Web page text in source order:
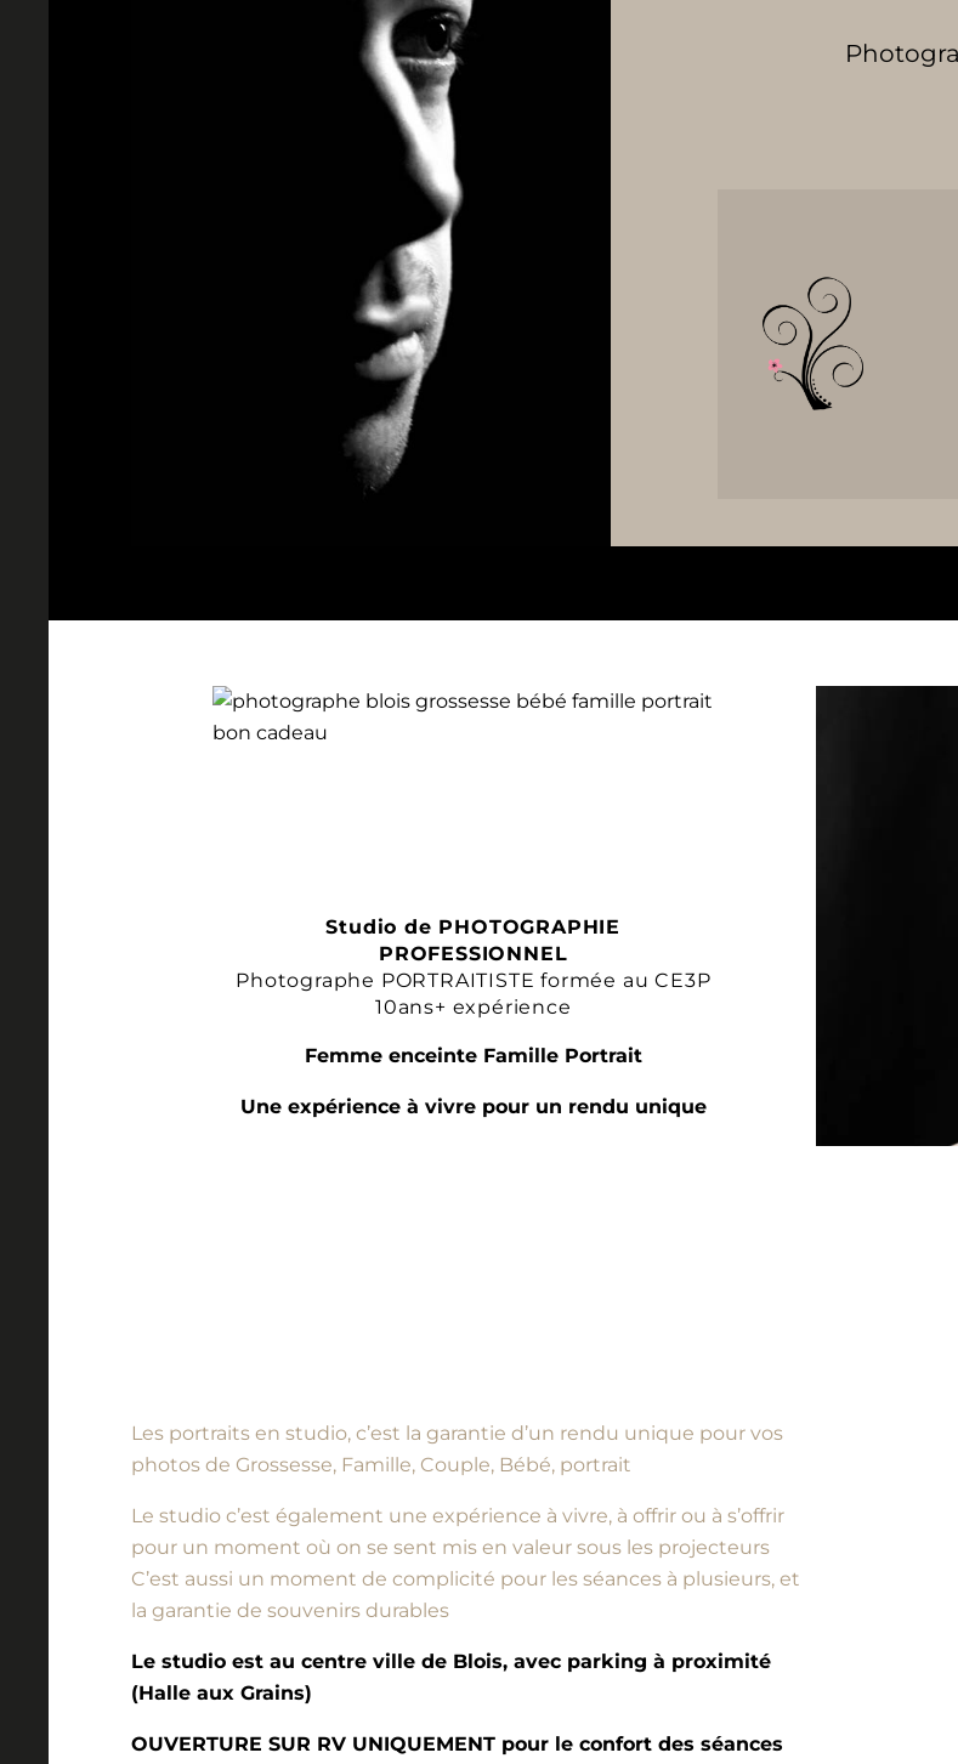
Studio de PHOTOGRAPHIE
PROFESSIONNEL
Photographe PORTRAITISTE formée au CE3P
10ans+ expérience
Femme enceinte Famille Portrait
Une expérience à vivre pour un rendu unique
Les portraits en studio, c’est la garantie d’un rendu unique pour vos
photos de Grossesse, Famille, Couple, Bébé, portrait
Le studio c’est également une expérience à vivre, à offrir ou à s’offrir
pour un moment où on se sent mis en valeur sous les projecteurs
C’est aussi un moment de complicité pour les séances à plusieurs, et
la garantie de souvenirs durables
Le studio est au centre ville de Blois, avec parking à proximité
(Halle aux Grains)
OUVERTURE SUR RV UNIQUEMENT pour le confort des séances